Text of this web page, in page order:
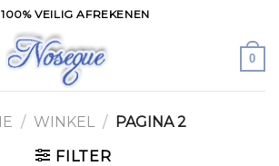
100% VEILIG AFREKENEN
0
/ WINKEL / PAGINA 2
FILTER